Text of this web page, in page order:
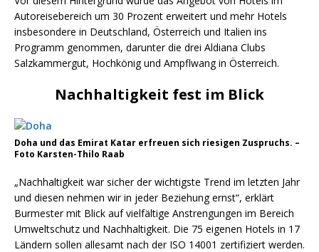
Autoreisebereich um 30 Prozent erweitert und mehr Hotels
insbesondere in Deutschland, Österreich und Italien ins
Programm genommen, darunter die drei Aldiana Clubs
Salzkammergut, Hochkönig und Ampflwang in Österreich.
Nachhaltigkeit fest im Blick
Doha und das Emirat Katar erfreuen sich riesigen Zuspruchs. –
Foto Karsten-Thilo Raab
„Nachhaltigkeit war sicher der wichtigste Trend im letzten Jahr
und diesen nehmen wir in jeder Beziehung ernst“, erklärt
Burmester mit Blick auf vielfältige Anstrengungen im Bereich
Umweltschutz und Nachhaltigkeit. Die 75 eigenen Hotels in 17
Ländern sollen allesamt nach der ISO 14001 zertifiziert werden.